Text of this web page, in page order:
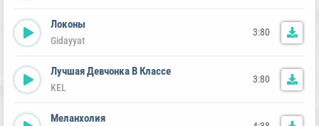
Локоны
Gidayyat
3:80
Лучшая Девчонка В Классе
KEL
3:80
Меланхолия